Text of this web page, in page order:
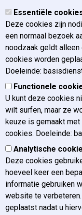
Essentiële
Deze cookies zijn
een normaal bezoek
noodzaak geldt
cookies worden
Doeleinde:
Functionele
U kunt deze cookies
wilt surfen, maar ze
keuze is gemaakt
cookies. Doeleinde:
Analytische
Deze cookies
hoeveel keer een
informatie gebruiken
website te
geplaatst nadat u
Recente
Lente News
familie- en
IGO Lex 25
193 (mei -